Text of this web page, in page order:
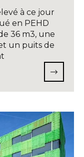
à ce jour
en PEHD
36 m3, une
un puits de